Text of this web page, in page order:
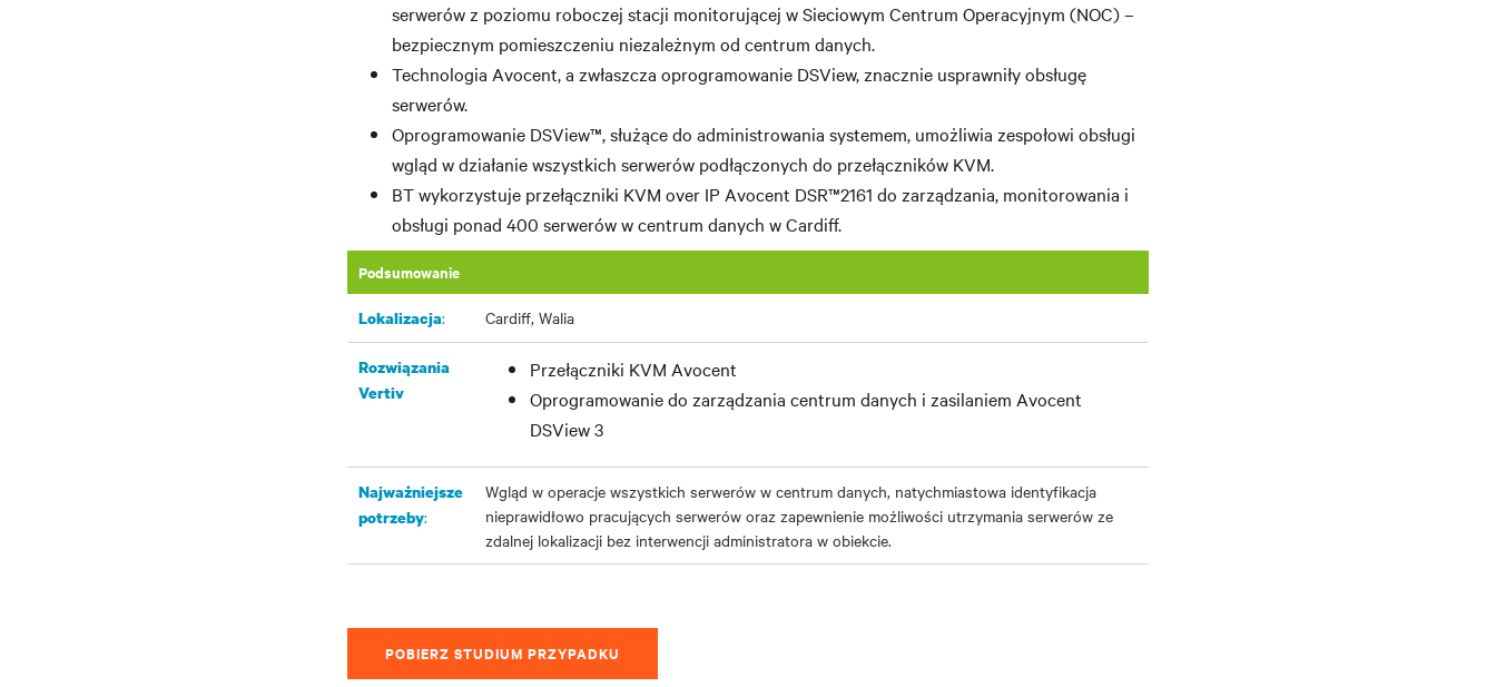
serwerów z poziomu roboczej stacji monitorującej w Sieciowym Centrum Operacyjnym (NOC) –
bezpiecznym pomieszczeniu niezależnym od centrum danych.
Technologia Avocent, a zwłaszcza oprogramowanie DSView, znacznie usprawniły obsługę
serwerów.
Oprogramowanie DSView™, służące do administrowania systemem, umożliwia zespołowi obsługi
wgląd w działanie wszystkich serwerów podłączonych do przełączników KVM.
BT wykorzystuje przełączniki KVM over IP Avocent DSR™2161 do zarządzania, monitorowania i
obsługi ponad 400 serwerów w centrum danych w Cardiff.
Podsumowanie
Lokalizacja: Cardiff, Walia
Rozwiązania
Vertiv
Przełączniki KVM Avocent
Oprogramowanie do zarządzania centrum danych i zasilaniem Avocent
DSView 3
Najważniejsze
potrzeby:
Wgląd w operacje wszystkich serwerów w centrum danych, natychmiastowa identyfikacja
nieprawidłowo pracujących serwerów oraz zapewnienie możliwości utrzymania serwerów ze
zdalnej lokalizacji bez interwencji administratora w obiekcie.
POBIERZ STUDIUM PRZYPADKU